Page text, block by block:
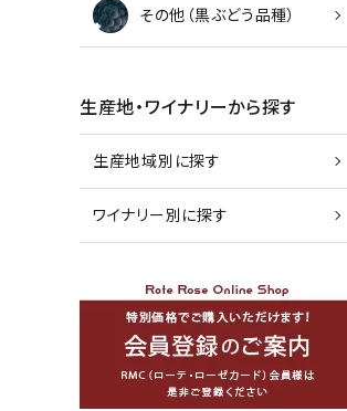
その他（黒ぶどう品種）
生産地・ワイナリーから探す
生産地域別に探す
ワイナリー別に探す